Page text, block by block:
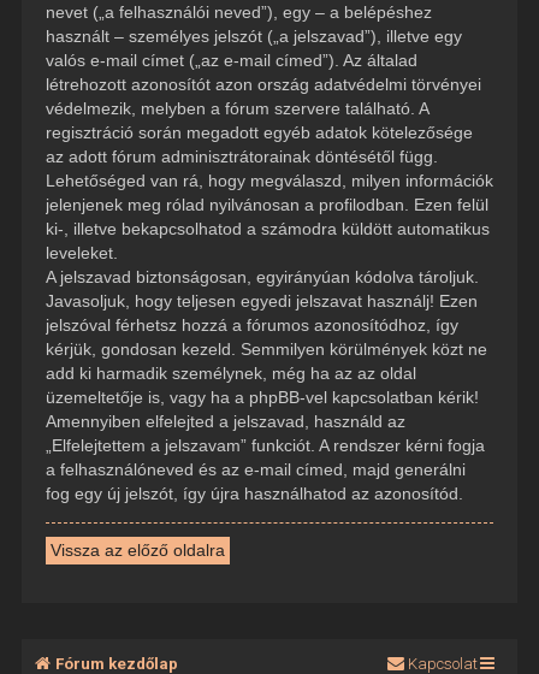
nevet („a felhasználói neved”), egy – a belépéshez
használt – személyes jelszót („a jelszavad”), illetve egy
valós e-mail címet („az e-mail címed”). Az általad
létrehozott azonosítót azon ország adatvédelmi törvényei
védelmezik, melyben a fórum szervere található. A
regisztráció során megadott egyéb adatok kötelezősége
az adott fórum adminisztrátorainak döntésétől függ.
Lehetőséged van rá, hogy megválaszd, milyen információk
jelenjenek meg rólad nyilvánosan a profilodban. Ezen felül
ki-, illetve bekapcsolhatod a számodra küldött automatikus
leveleket.
A jelszavad biztonságosan, egyirányúan kódolva tároljuk.
Javasoljuk, hogy teljesen egyedi jelszavat használj! Ezen
jelszóval férhetsz hozzá a fórumos azonosítódhoz, így
kérjük, gondosan kezeld. Semmilyen körülmények közt ne
add ki harmadik személynek, még ha az az oldal
üzemeltetője is, vagy ha a phpBB-vel kapcsolatban kérik!
Amennyiben elfelejted a jelszavad, használd az
„Elfelejtettem a jelszavam” funkciót. A rendszer kérni fogja
a felhasználóneved és az e-mail címed, majd generálni
fog egy új jelszót, így újra használhatod az azonosítód.
Vissza az előző oldalra
Fórum kezdőlap Kapcsolat